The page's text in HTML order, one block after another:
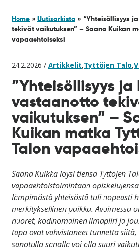
Home » Uutisarkisto » “Yhteisöllisyys
tekivät vaikutuksen” – Saana Kuikan
vapaaehtoiseksi
24.2.2026 / Artikkelit,Tyttöjen Talo,
”Yhteisöllisyys ja
vastaanotto
vaikutuksen” –
Kuikan matka
Talon
Saana Kuikka löysi tiensä Tyttöjen
vapaaehtoistoimintaan
lämpimästä yhteisöstä tuli nopeasti
merkityksellinen paikka. Avoimessa
nuoret, kodinomainen ilmapiiri ja
tapa ovat vahvistaneet tunnetta
sanotulla sanalla voi olla suuri